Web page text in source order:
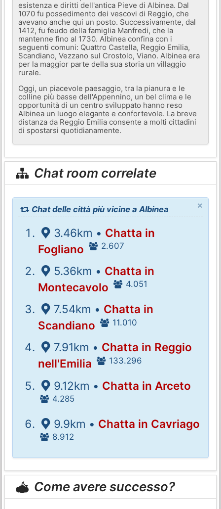
esistenza e diritti dell'antica Pieve di Albinea. Dal
1070 fu possedimento dei vescovi di Reggio, che
avevano anche qui un posto. Successivamente, dal
1412, fu feudo della famiglia Manfredi, che la
mantenne fino al 1730. Albinea confina con i
seguenti comuni: Quattro Castella, Reggio Emilia,
Scandiano, Vezzano sul Crostolo, Viano. Albinea era
per la maggior parte della sua storia un villaggio
rurale.
Oggi, un piacevole paesaggio, tra la pianura e le
colline più basse dell'Appennino, un bel clima e le
opportunità di un centro sviluppato hanno reso
Albinea un luogo elegante e confortevole. La breve
distanza da Reggio Emilia consente a molti cittadini
di spostarsi quotidianamente.
Chat room correlate
×
Chat delle città più vicine a Albinea
3.46km • Chatta in
Fogliano
2.607
5.36km • Chatta in
Montecavolo
4.051
7.54km • Chatta in
Scandiano
11.010
7.91km • Chatta in Reggio
nell'Emilia
133.296
9.12km • Chatta in Arceto
4.285
9.9km • Chatta in Cavriago
8.912
Come avere successo?